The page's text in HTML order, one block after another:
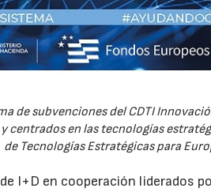
de subvenciones del CDTI
centrados en las tecnologías
de Tecnologías Estratégicas para
I+D en cooperación liderados